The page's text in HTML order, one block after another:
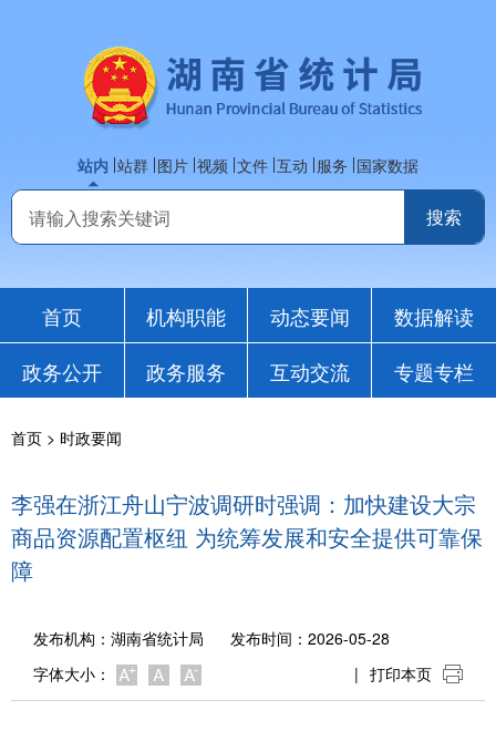
站内 站群 图片 视频 文件 互动 服务 国家数据
首页 机构职能 动态要闻
数据解读
政务公开
政务服务 互动交流 专题专栏
首页 > 时政要闻
李强在浙江舟山宁波调研时强调：加快建设大宗
商品资源配置枢纽 为统筹发展和安全提供可靠保
障
发布机构： 湖南省统计局
发布时间：2026-05-28
打印本页
|
字体大小：